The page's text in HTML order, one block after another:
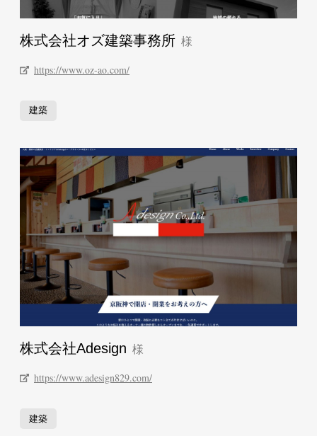
株式会社オズ建築事務所
https://www.oz-ao.com/
建築
株式会社Adesign
https://www.adesign829.com/
建築